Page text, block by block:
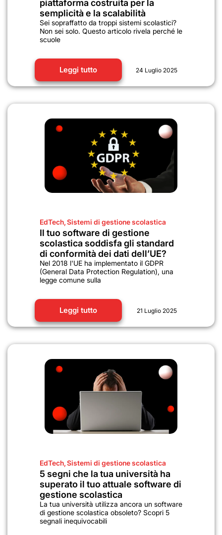
piattaforma costruita per la
semplicità e la scalabilità
Sei sopraffatto da troppi sistemi scolastici?
Non sei solo. Questo articolo rivela perché le
scuole
Leggi tutto 24 Luglio 2025
EdTech,Sistemi di gestione scolastica
Il tuo software di gestione
scolastica soddisfa gli standard
di conformità dei dati dell’UE?
Nel 2018 l'UE ha implementato il GDPR
(General Data Protection Regulation), una
legge comune sulla
Leggi tutto 21 Luglio 2025
EdTech,Sistemi di gestione scolastica
5 segni che la tua università ha
superato il tuo attuale software di
gestione scolastica
La tua università utilizza ancora un software
di gestione scolastica obsoleto? Scopri 5
segnali inequivocabili